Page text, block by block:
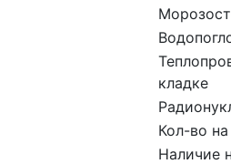
кладке
Кол-во
Наличие